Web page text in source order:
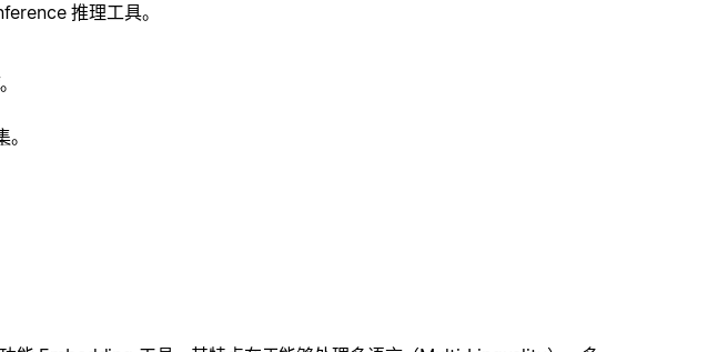
推理工具。
。